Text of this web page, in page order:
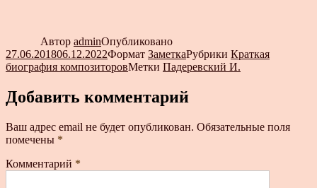
Автор adminОпубликовано
27.06.201806.12.2022Формат ЗаметкаРубрики Краткая
биография композиторовМетки Падеревский И.
Добавить комментарий
Ваш адрес email не будет опубликован. Обязательные поля
помечены *
Комментарий *